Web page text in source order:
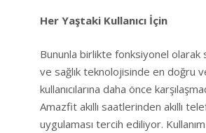
Her Yaştaki Kullanıcı İçin
Bununla birlikte fonksiyonel olarak
ve sağlık teknolojisinde en doğru
kullanıcılarına daha önce
Amazfit akıllı saatlerinden akıllı
uygulaması tercih ediliyor.